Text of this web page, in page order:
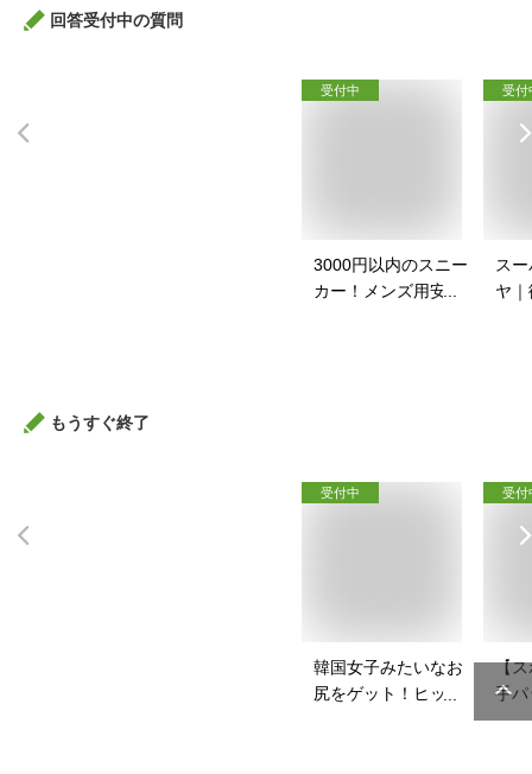
回答受付中の質問
受付中
3000円以内のスニー
カー！メンズ用安い
受付
ス
ヤ
もうすぐ終了
受付中
韓国女子みたいなお
尻をゲット！ヒップ
受付
【ス
手パ
ース